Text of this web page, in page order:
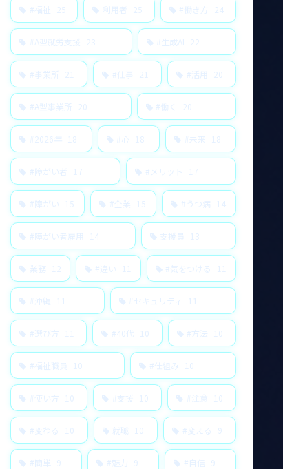
#福祉 25 利用者 25 #働き方 24
#A型就労支援 23 #生成AI 22
#事業所 21 #仕事 21 #活用 20
#A型事業所 20 #働く 20
#2026年 18 #心 18 #未来 18
#障がい者 17 #メリット 17
#障がい 15 #企業 15 #うつ病 14
#障がい者雇用 14 支援員 13
業務 12 #違い 11 #気をつける 11
#沖縄 11 #セキュリティ 11
#選び方 11 #40代 10 #方法 10
#福祉職員 10 #仕組み 10
#使い方 10 #支援 10 #注意 10
#変わる 10 就職 10 #変える 9
#簡単 9 #魅力 9 #自信 9